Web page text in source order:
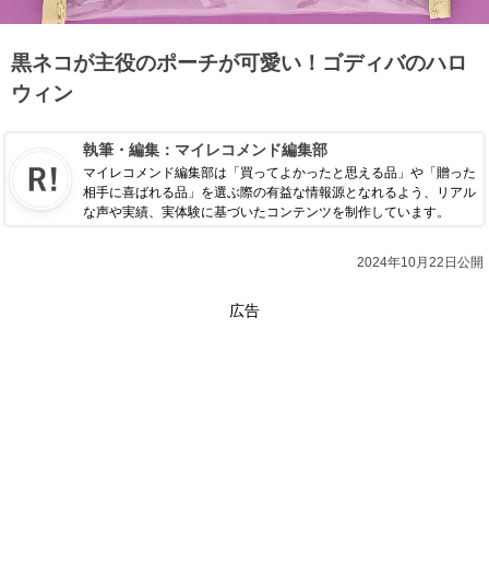
黒ネコが主役のポーチが可愛い！ゴディバのハロ
ウィン
執筆・編集： マイレコメンド編集部
マイレコメンド編集部は「買ってよかったと思える品」や「贈った
相手に喜ばれる品」を選ぶ際の有益な情報源となれるよう、リアル
な声や実績、実体験に基づいたコンテンツを制作しています。
2024年10月22日公開
広告